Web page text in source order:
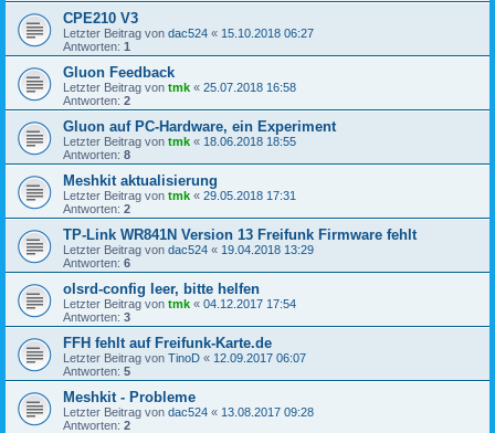
CPE210 V3
Letzter Beitrag von dac524 « 15.10.2018 06:27
Antworten: 1
Gluon Feedback
Letzter Beitrag von tmk « 25.07.2018 16:58
Antworten: 2
Gluon auf PC-Hardware, ein Experiment
Letzter Beitrag von tmk « 18.06.2018 18:55
Antworten: 8
Meshkit aktualisierung
Letzter Beitrag von tmk « 29.05.2018 17:31
Antworten: 2
TP-Link WR841N Version 13 Freifunk Firmware fehlt
Letzter Beitrag von dac524 « 19.04.2018 13:29
Antworten: 6
olsrd-config leer, bitte helfen
Letzter Beitrag von tmk « 04.12.2017 17:54
Antworten: 3
FFH fehlt auf Freifunk-Karte.de
Letzter Beitrag von TinoD « 12.09.2017 06:07
Antworten: 5
Meshkit - Probleme
Letzter Beitrag von dac524 « 13.08.2017 09:28
Antworten: 2